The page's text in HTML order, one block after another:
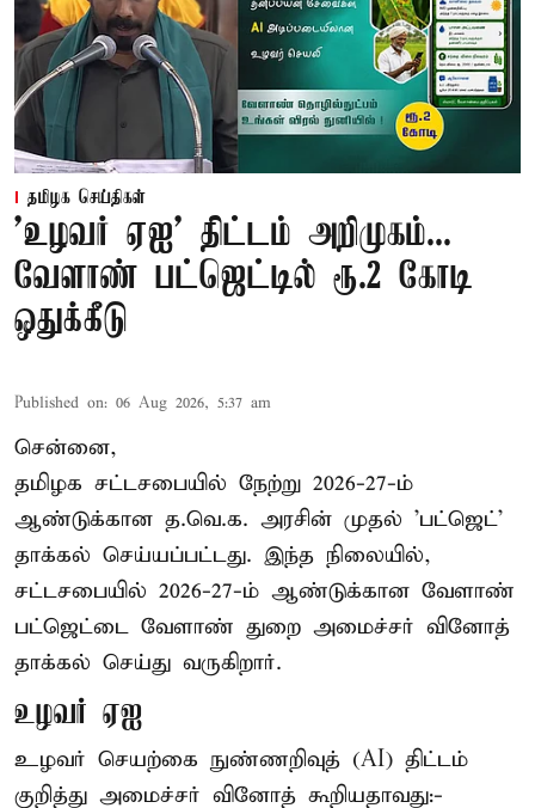
தமிழக செய்திகள்
'உழவர் ஏஐ' திட்டம் அறிமுகம்...
வேளாண் பட்ஜெட்டில் ரூ.2 கோடி
ஒதுக்கீடு
Published on: 06 Aug 2026, 5:37 am
சென்னை,
தமிழக சட்டசபையில் நேற்று 2026-27-ம்
ஆண்டுக்கான த.வெ.க. அரசின் முதல் 'பட்ஜெட்'
தாக்கல் செய்யப்பட்டது. இந்த நிலையில்,
சட்டசபையில் 2026-27-ம் ஆண்டுக்கான வேளாண்
பட்ஜெட்டை வேளாண் துறை அமைச்சர் வினோத்
தாக்கல் செய்து வருகிறார்.
உழவர் ஏஐ
உழவர் செயற்கை நுண்ணறிவுத் (AI) திட்டம்
குறித்து அமைச்சர் வினோத் கூறியதாவது:-